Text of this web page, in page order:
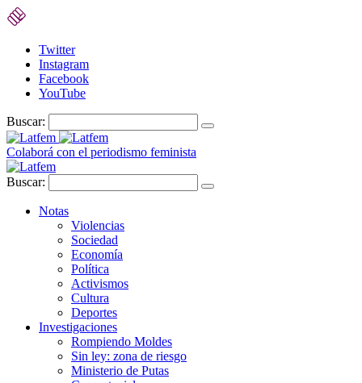
Twitter
Instagram
Facebook
YouTube
Buscar:
Colaborá con el periodismo feminista
Buscar:
Notas
Violencias
Sociedad
Economía
Política
Activismos
Cultura
Deportes
Investigaciones
Rompiendo Moldes
Sin ley: zona de riesgo
Ministerio de Putas